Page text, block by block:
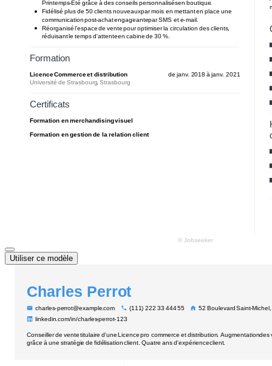
Utiliser ce modèle